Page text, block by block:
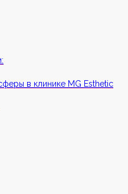
в клинике MG Esthetic